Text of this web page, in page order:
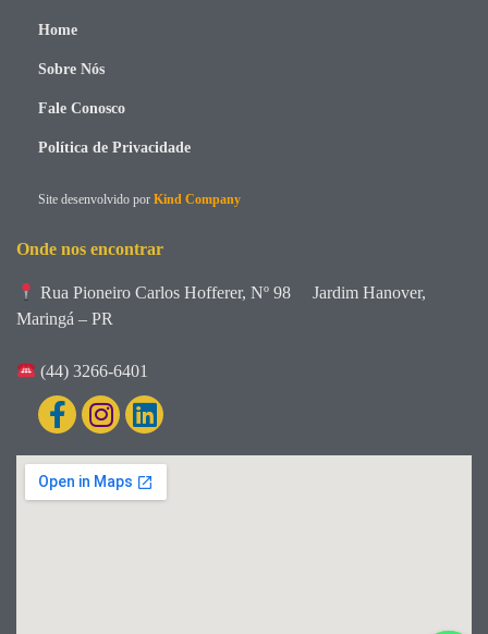
Home
Sobre Nós
Fale Conosco
Política de Privacidade
Site desenvolvido por Kind Company
Onde nos encontrar
Rua Pioneiro Carlos Hofferer, Nº 98
Jardim Hanover,
Maringá – PR
(44) 3266-6401